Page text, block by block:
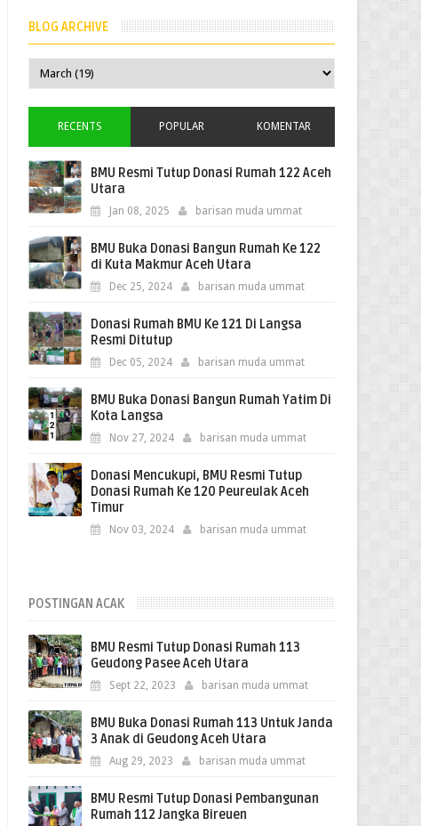
BLOG ARCHIVE
RECENTS POPULAR KOMENTAR
BMU Resmi Tutup Donasi Rumah 122 Aceh
Utara
Jan 08, 2025 barisan muda ummat
BMU Buka Donasi Bangun Rumah Ke 122
di Kuta Makmur Aceh Utara
Dec 25, 2024 barisan muda ummat
Donasi Rumah BMU Ke 121 Di Langsa
Resmi Ditutup
Dec 05, 2024 barisan muda ummat
BMU Buka Donasi Bangun Rumah Yatim Di
Kota Langsa
Nov 27, 2024 barisan muda ummat
Donasi Mencukupi, BMU Resmi Tutup
Donasi Rumah Ke 120 Peureulak Aceh
Timur
Nov 03, 2024 barisan muda ummat
POSTINGAN ACAK
BMU Resmi Tutup Donasi Rumah 113
Geudong Pasee Aceh Utara
Sept 22, 2023 barisan muda ummat
BMU Buka Donasi Rumah 113 Untuk Janda
3 Anak di Geudong Aceh Utara
Aug 29, 2023 barisan muda ummat
BMU Resmi Tutup Donasi Pembangunan
Rumah 112 Jangka Bireuen